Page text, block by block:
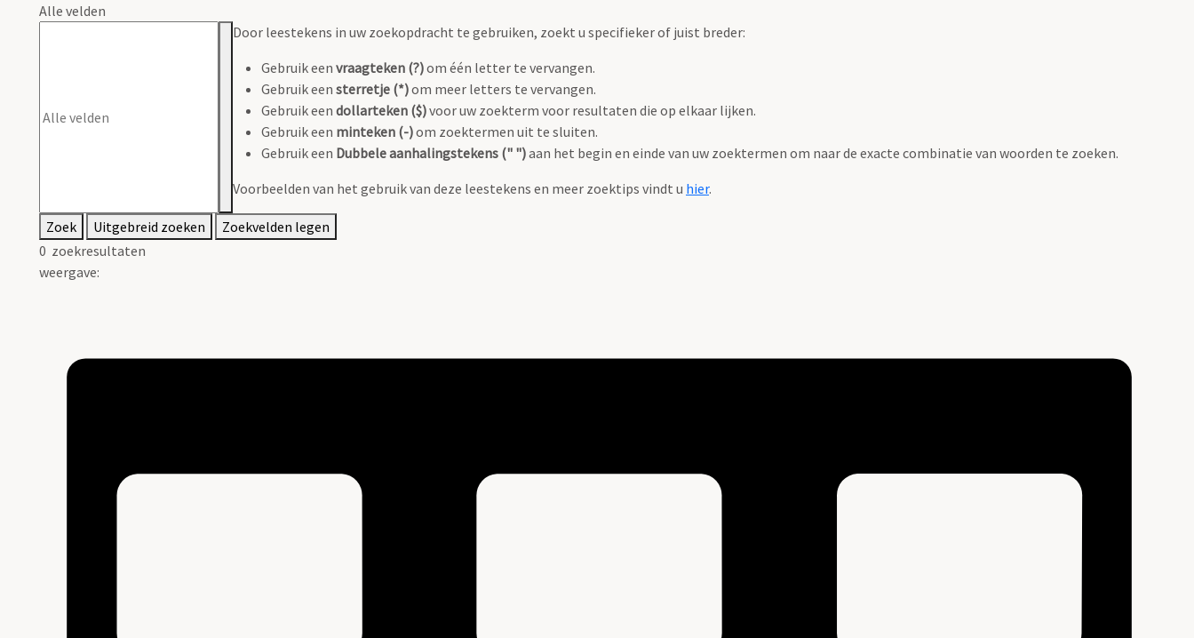
Alle velden
Door leestekens in uw zoekopdracht te gebruiken, zoekt u specifieker of juist breder:
Gebruik een vraagteken (?)om één letter te vervangen.
Gebruik een sterretje (*)om meer letters te vervangen.
Gebruik een dollarteken ($)voor uw zoekterm voor resultaten die op elkaar lijken.
Gebruik een minteken (-)om zoektermen uit te sluiten.
Gebruik een Dubbele aanhalingstekens (" ")aan het begin en einde van uw zoektermen om naar de exacte combinatie van woorden te zoeken.
Voorbeelden van het gebruik van deze leestekens en meer zoektips vindt u hier.
Zoek Uitgebreid zoeken
Zoekvelden legen
0 zoekresultaten
weergave: